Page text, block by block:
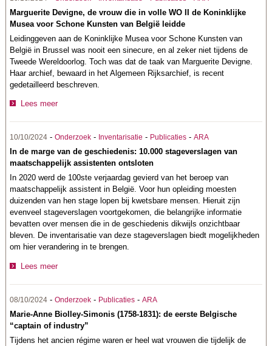
Marguerite Devigne, de vrouw die in volle WO II de Koninklijke
Musea voor Schone Kunsten van België leidde
Leidinggeven aan de Koninklijke Musea voor Schone Kunsten van
België in Brussel was nooit een sinecure, en al zeker niet tijdens de
Tweede Wereldoorlog. Toch was dat de taak van Marguerite Devigne.
Haar archief, bewaard in het Algemeen Rijksarchief, is recent
gedetailleerd beschreven.
Lees meer
10/10/2024 -Onderzoek - Inventarisatie - Publicaties -ARA
In de marge van de geschiedenis: 10.000 stageverslagen van
maatschappelijk assistenten ontsloten
In 2020 werd de 100ste verjaardag gevierd van het beroep van
maatschappelijk assistent in België. Voor hun opleiding moesten
duizenden van hen stage lopen bij kwetsbare mensen. Hieruit zijn
evenveel stageverslagen voortgekomen, die belangrijke informatie
bevatten over mensen die in de geschiedenis dikwijls onzichtbaar
bleven. De inventarisatie van deze stageverslagen biedt mogelijkheden
om hier verandering in te brengen.
Lees meer
08/10/2024 -Onderzoek - Publicaties -ARA
Marie-Anne Biolley-Simonis (1758-1831): de eerste Belgische
“captain of industry”
Tijdens het ancien régime waren er heel wat vrouwen die tijdelijk de